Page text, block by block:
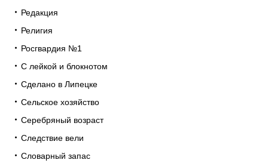
Редакция
Религия
Росгвардия №1
С лейкой и блокнотом
Сделано в Липецке
Сельское хозяйство
Серебряный возраст
Следствие вели
Словарный запас